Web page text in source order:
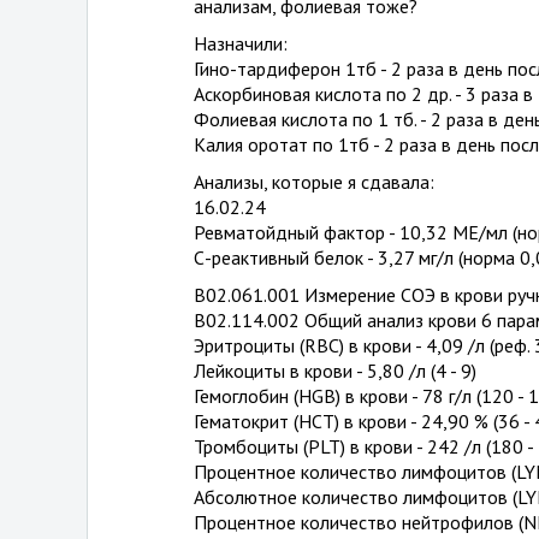
анализам, фолиевая тоже?
Назначили:
Гино-тардиферон 1тб - 2 раза в день
Аскорбиновая кислота по 2 др. - 3 раза
Фолиевая кислота по 1 тб. - 2 раза в
Калия оротат по 1тб - 2 раза в день
Анализы, которые я сдавала:
16.02.24
Ревматойдный фактор - 10,32 МЕ/мл
С-реактивный белок - 3,27 мг/л (норма
В02.061.001 Измерение СОЭ в крови
В02.114.002 Общий анализ крови 6
Эритроциты (RBC) в крови - 4,09 /л (реф.
Лейкоциты в крови - 5,80 /л (4 - 9)
Гемоглобин (HGB) в крови - 78 г/л (120 -
Гематокрит (НСТ) в крови - 24,90 % (36 -
Тромбоциты (PLT) в крови - 242 /л (180 -
Процентное количество лимфоцитов
Абсолютное количество лимфоцитов
Процентное количество нейтрофилов